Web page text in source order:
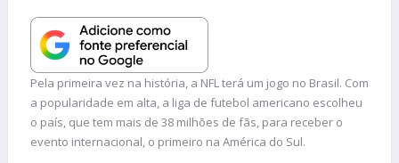
Pela primeira vez na história, a NFL terá um jogo no Brasil. Com
a popularidade em alta, a liga de futebol americano escolheu
o país, que tem mais de 38 milhões de fãs, para receber o
evento internacional, o primeiro na América do Sul.